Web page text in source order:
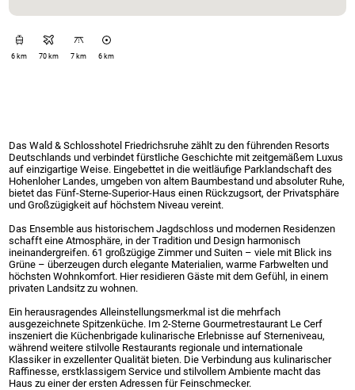
6 km 70 km 7 km 6 km
Das Wald & Schlosshotel Friedrichsruhe zählt zu den führenden Resorts
Deutschlands und verbindet fürstliche Geschichte mit zeitgemäßem Luxus
auf einzigartige Weise. Eingebettet in die weitläufige Parklandschaft des
Hohenloher Landes, umgeben von altem Baumbestand und absoluter Ruhe,
bietet das Fünf-Sterne-Superior-Haus einen Rückzugsort, der Privatsphäre
und Großzügigkeit auf höchstem Niveau vereint.
Das Ensemble aus historischem Jagdschloss und modernen Residenzen
schafft eine Atmosphäre, in der Tradition und Design harmonisch
ineinandergreifen. 61 großzügige Zimmer und Suiten – viele mit Blick ins
Grüne – überzeugen durch elegante Materialien, warme Farbwelten und
höchsten Wohnkomfort. Hier residieren Gäste mit dem Gefühl, in einem
privaten Landsitz zu wohnen.
Ein herausragendes Alleinstellungsmerkmal ist die mehrfach
ausgezeichnete Spitzenküche. Im 2-Sterne Gourmetrestaurant Le Cerf
inszeniert die Küchenbrigade kulinarische Erlebnisse auf Sterneniveau,
während weitere stilvolle Restaurants regionale und internationale
Klassiker in exzellenter Qualität bieten. Die Verbindung aus kulinarischer
Raffinesse, erstklassigem Service und stilvollem Ambiente macht das
Haus zu einer der ersten Adressen für Feinschmecker.